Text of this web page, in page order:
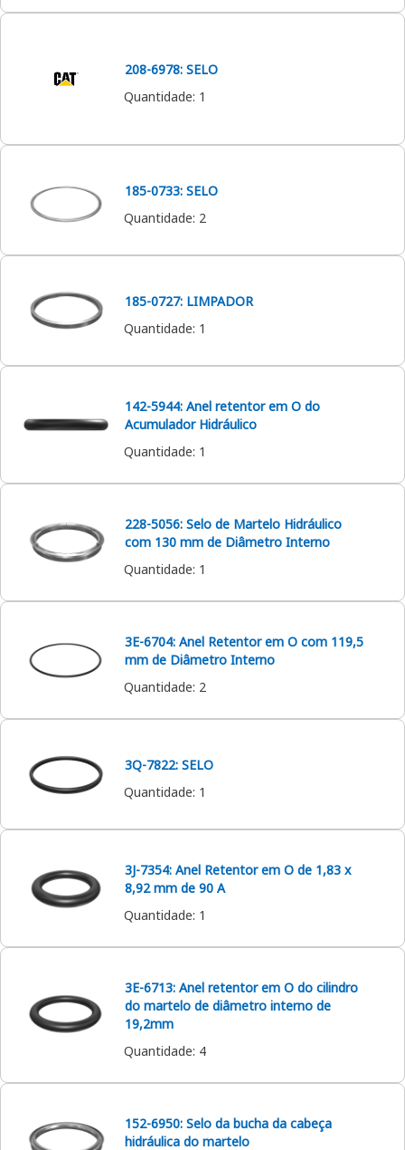
208-6978: SELO
Quantidade: 1
185-0733: SELO
Quantidade: 2
185-0727: LIMPADOR
Quantidade: 1
142-5944: Anel retentor em O do
Acumulador Hidráulico
Quantidade: 1
228-5056: Selo de Martelo Hidráulico
com 130 mm de Diâmetro Interno
Quantidade: 1
3E-6704: Anel Retentor em O com 119,5
mm de Diâmetro Interno
Quantidade: 2
3Q-7822: SELO
Quantidade: 1
3J-7354: Anel Retentor em O de 1,83 x
8,92 mm de 90 A
Quantidade: 1
3E-6713: Anel retentor em O do cilindro
do martelo de diâmetro interno de
19,2mm
Quantidade: 4
152-6950: Selo da bucha da cabeça
hidráulica do martelo